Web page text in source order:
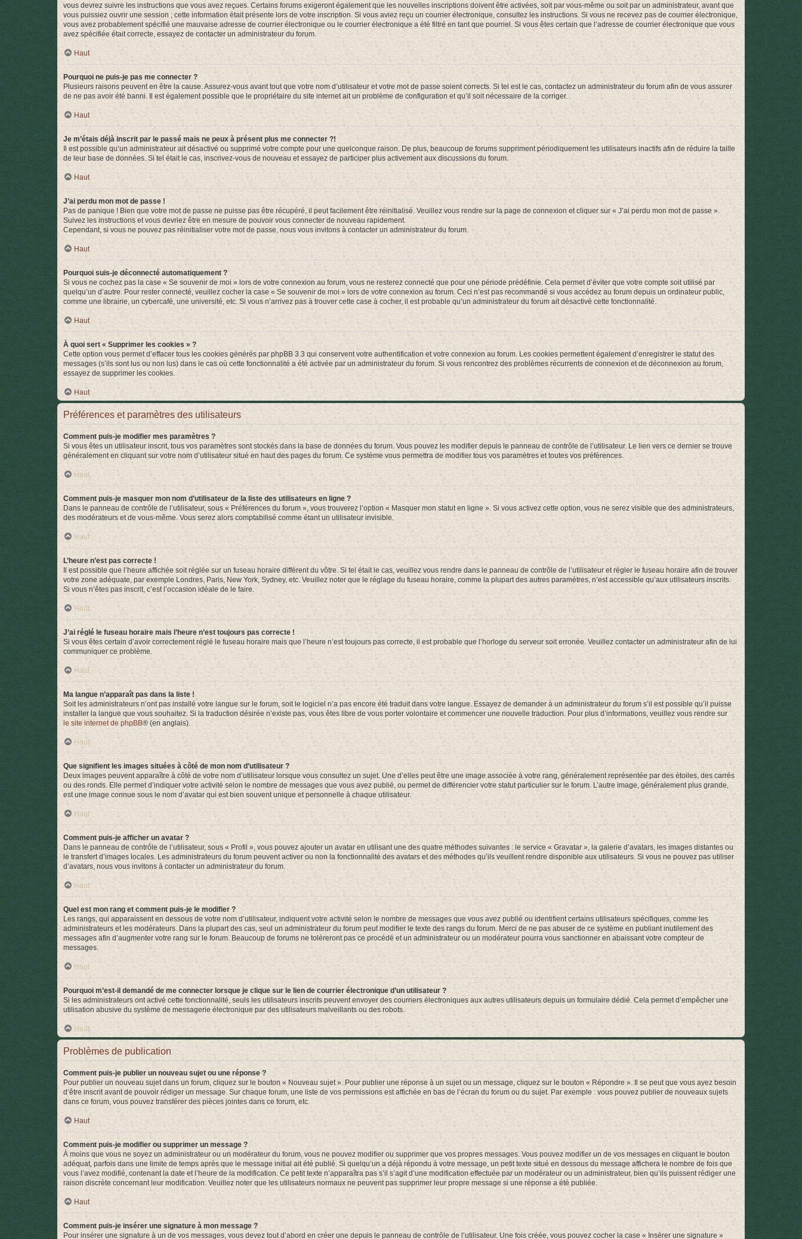
vous devrez suivre les instructions que vous avez reçues. Certains forums exigeront également que les nouvelles inscriptions doivent être activées, soit par vous-même ou soit par un administrateur, avant que
vous puissiez ouvrir une session ; cette information était présente lors de votre inscription. Si vous aviez reçu un courrier électronique, consultez les instructions. Si vous ne recevez pas de courrier électronique,
vous avez probablement spécifié une mauvaise adresse de courrier électronique ou le courrier électronique a été filtré en tant que pourriel. Si vous êtes certain que l’adresse de courrier électronique que vous
avez spécifiée était correcte, essayez de contacter un administrateur du forum.
Haut
Pourquoi ne puis-je pas me connecter ?
Plusieurs raisons peuvent en être la cause. Assurez-vous avant tout que votre nom d’utilisateur et votre mot de passe soient corrects. Si tel est le cas, contactez un administrateur du forum afin de vous assurer
de ne pas avoir été banni. Il est également possible que le propriétaire du site internet ait un problème de configuration et qu’il soit nécessaire de la corriger.
Haut
Je m’étais déjà inscrit par le passé mais ne peux à présent plus me connecter ?!
Il est possible qu’un administrateur ait désactivé ou supprimé votre compte pour une quelconque raison. De plus, beaucoup de forums suppriment périodiquement les utilisateurs inactifs afin de réduire la taille
de leur base de données. Si tel était le cas, inscrivez-vous de nouveau et essayez de participer plus activement aux discussions du forum.
Haut
J’ai perdu mon mot de passe !
Pas de panique ! Bien que votre mot de passe ne puisse pas être récupéré, il peut facilement être réinitialisé. Veuillez vous rendre sur la page de connexion et cliquer sur « J’ai perdu mon mot de passe ».
Suivez les instructions et vous devriez être en mesure de pouvoir vous connecter de nouveau rapidement.
Cependant, si vous ne pouvez pas réinitialiser votre mot de passe, nous vous invitons à contacter un administrateur du forum.
Haut
Pourquoi suis-je déconnecté automatiquement ?
Si vous ne cochez pas la case « Se souvenir de moi » lors de votre connexion au forum, vous ne resterez connecté que pour une période prédéfinie. Cela permet d’éviter que votre compte soit utilisé par
quelqu’un d’autre. Pour rester connecté, veuillez cocher la case « Se souvenir de moi » lors de votre connexion au forum. Ceci n’est pas recommandé si vous accédez au forum depuis un ordinateur public,
comme une librairie, un cybercafé, une université, etc. Si vous n’arrivez pas à trouver cette case à cocher, il est probable qu’un administrateur du forum ait désactivé cette fonctionnalité.
Haut
À quoi sert « Supprimer les cookies » ?
Cette option vous permet d’effacer tous les cookies générés par phpBB 3.3 qui conservent votre authentification et votre connexion au forum. Les cookies permettent également d’enregistrer le statut des
messages (s’ils sont lus ou non lus) dans le cas où cette fonctionnalité a été activée par un administrateur du forum. Si vous rencontrez des problèmes récurrents de connexion et de déconnexion au forum,
essayez de supprimer les cookies.
Haut
Préférences et paramètres des utilisateurs
Comment puis-je modifier mes paramètres ?
Si vous êtes un utilisateur inscrit, tous vos paramètres sont stockés dans la base de données du forum. Vous pouvez les modifier depuis le panneau de contrôle de l’utilisateur. Le lien vers ce dernier se trouve
généralement en cliquant sur votre nom d’utilisateur situé en haut des pages du forum. Ce système vous permettra de modifier tous vos paramètres et toutes vos préférences.
Haut
Comment puis-je masquer mon nom d’utilisateur de la liste des utilisateurs en ligne ?
Dans le panneau de contrôle de l’utilisateur, sous « Préférences du forum », vous trouverez l’option « Masquer mon statut en ligne ». Si vous activez cette option, vous ne serez visible que des administrateurs,
des modérateurs et de vous-même. Vous serez alors comptabilisé comme étant un utilisateur invisible.
Haut
L’heure n’est pas correcte !
Il est possible que l’heure affichée soit réglée sur un fuseau horaire différent du vôtre. Si tel était le cas, veuillez vous rendre dans le panneau de contrôle de l’utilisateur et régler le fuseau horaire afin de trouver
votre zone adéquate, par exemple Londres, Paris, New York, Sydney, etc. Veuillez noter que le réglage du fuseau horaire, comme la plupart des autres paramètres, n’est accessible qu’aux utilisateurs inscrits.
Si vous n’êtes pas inscrit, c’est l’occasion idéale de le faire.
Haut
J’ai réglé le fuseau horaire mais l’heure n’est toujours pas correcte !
Si vous êtes certain d’avoir correctement réglé le fuseau horaire mais que l’heure n’est toujours pas correcte, il est probable que l’horloge du serveur soit erronée. Veuillez contacter un administrateur afin de lui
communiquer ce problème.
Haut
Ma langue n’apparaît pas dans la liste !
Soit les administrateurs n’ont pas installé votre langue sur le forum, soit le logiciel n’a pas encore été traduit dans votre langue. Essayez de demander à un administrateur du forum s’il est possible qu’il puisse
installer la langue que vous souhaitez. Si la traduction désirée n’existe pas, vous êtes libre de vous porter volontaire et commencer une nouvelle traduction. Pour plus d’informations, veuillez vous rendre sur
le site internet de phpBB® (en anglais).
Haut
Que signifient les images situées à côté de mon nom d’utilisateur ?
Deux images peuvent apparaître à côté de votre nom d’utilisateur lorsque vous consultez un sujet. Une d’elles peut être une image associée à votre rang, généralement représentée par des étoiles, des carrés
ou des ronds. Elle permet d’indiquer votre activité selon le nombre de messages que vous avez publié, ou permet de différencier votre statut particulier sur le forum. L’autre image, généralement plus grande,
est une image connue sous le nom d’avatar qui est bien souvent unique et personnelle à chaque utilisateur.
Haut
Comment puis-je afficher un avatar ?
Dans le panneau de contrôle de l’utilisateur, sous « Profil », vous pouvez ajouter un avatar en utilisant une des quatre méthodes suivantes : le service « Gravatar », la galerie d’avatars, les images distantes ou
le transfert d’images locales. Les administrateurs du forum peuvent activer ou non la fonctionnalité des avatars et des méthodes qu’ils veuillent rendre disponible aux utilisateurs. Si vous ne pouvez pas utiliser
d’avatars, nous vous invitons à contacter un administrateur du forum.
Haut
Quel est mon rang et comment puis-je le modifier ?
Les rangs, qui apparaissent en dessous de votre nom d’utilisateur, indiquent votre activité selon le nombre de messages que vous avez publié ou identifient certains utilisateurs spécifiques, comme les
administrateurs et les modérateurs. Dans la plupart des cas, seul un administrateur du forum peut modifier le texte des rangs du forum. Merci de ne pas abuser de ce système en publiant inutilement des
messages afin d’augmenter votre rang sur le forum. Beaucoup de forums ne toléreront pas ce procédé et un administrateur ou un modérateur pourra vous sanctionner en abaissant votre compteur de
messages.
Haut
Pourquoi m’est-il demandé de me connecter lorsque je clique sur le lien de courrier électronique d’un utilisateur ?
Si les administrateurs ont activé cette fonctionnalité, seuls les utilisateurs inscrits peuvent envoyer des courriers électroniques aux autres utilisateurs depuis un formulaire dédié. Cela permet d’empêcher une
utilisation abusive du système de messagerie électronique par des utilisateurs malveillants ou des robots.
Haut
Problèmes de publication
Comment puis-je publier un nouveau sujet ou une réponse ?
Pour publier un nouveau sujet dans un forum, cliquez sur le bouton « Nouveau sujet ». Pour publier une réponse à un sujet ou un message, cliquez sur le bouton « Répondre ». Il se peut que vous ayez besoin
d’être inscrit avant de pouvoir rédiger un message. Sur chaque forum, une liste de vos permissions est affichée en bas de l’écran du forum ou du sujet. Par exemple : vous pouvez publier de nouveaux sujets
dans ce forum, vous pouvez transférer des pièces jointes dans ce forum, etc.
Haut
Comment puis-je modifier ou supprimer un message ?
À moins que vous ne soyez un administrateur ou un modérateur du forum, vous ne pouvez modifier ou supprimer que vos propres messages. Vous pouvez modifier un de vos messages en cliquant le bouton
adéquat, parfois dans une limite de temps après que le message initial ait été publié. Si quelqu’un a déjà répondu à votre message, un petit texte situé en dessous du message affichera le nombre de fois que
vous l’avez modifié, contenant la date et l’heure de la modification. Ce petit texte n’apparaîtra pas s’il s’agit d’une modification effectuée par un modérateur ou un administrateur, bien qu’ils puissent rédiger une
raison discrète concernant leur modification. Veuillez noter que les utilisateurs normaux ne peuvent pas supprimer leur propre message si une réponse a été publiée.
Haut
Comment puis-je insérer une signature à mon message ?
Pour insérer une signature à un de vos messages, vous devez tout d’abord en créer une depuis le panneau de contrôle de l’utilisateur. Une fois créée, vous pouvez cocher la case « Insérer une signature »